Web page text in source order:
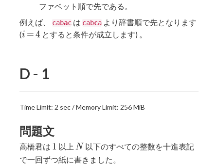
ファベット順で先である。
例えば、
cabac は cabca より辞書順で先となります
(i
i =
=4
4 とすると条件が成立します) 。
D - 1
Time Limit: 2 sec / Memory Limit: 256 MiB
問題文
高橋君は 1
1 以上 N
N 以下のすべての整数を十進表記
で一回ずつ紙に書きました。